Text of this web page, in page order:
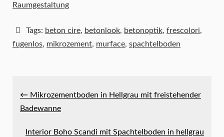
Raumgestaltung
Tags: beton cire, betonlook, betonoptik, frescolori,
fugenlos, mikrozement, murface, spachtelboden
← Mikrozementboden in Hellgrau mit freistehender
Badewanne
Interior Boho Scandi mit Spachtelboden in hellgrau